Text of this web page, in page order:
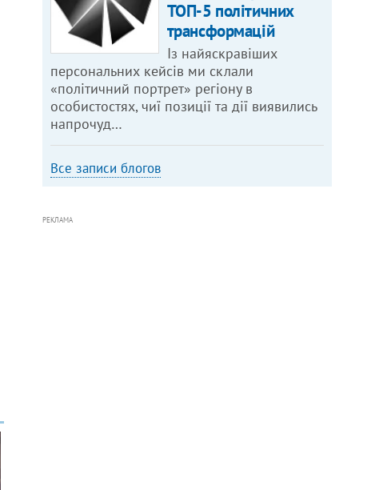
ТОП-5 політичних
трансформацій
Із найяскравіших
персональних кейсів ми склали
«політичний портрет» регіону в
особистостях, чиї позиції та дії виявились
напрочуд…
Все записи блогов
РЕКЛАМА